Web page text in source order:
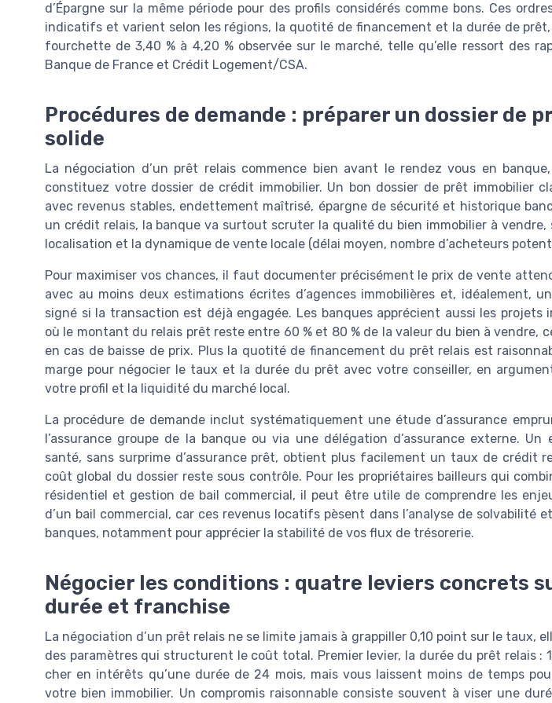
d’Épargne sur la même période pour des profils considérés comme bons. Ces
indicatifs et varient selon les régions, la quotité de financement et la durée de
fourchette de 3,40 % à 4,20 % observée sur le marché, telle qu’elle ressort des
Banque de France et Crédit Logement/CSA.
Procédures de demande : préparer un dossier de
solide
La négociation d’un prêt relais commence bien avant le rendez vous en
constituez votre dossier de crédit immobilier. Un bon dossier de prêt immobilier
avec revenus stables, endettement maîtrisé, épargne de sécurité et historique
un crédit relais, la banque va surtout scruter la qualité du bien immobilier à vendre,
localisation et la dynamique de vente locale (délai moyen, nombre d’acheteurs
Pour maximiser vos chances, il faut documenter précisément le prix de vente
avec au moins deux estimations écrites d’agences immobilières et, idéalement,
signé si la transaction est déjà engagée. Les banques apprécient aussi les projets
où le montant du relais prêt reste entre 60 % et 80 % de la valeur du bien à vendre,
en cas de baisse de prix. Plus la quotité de financement du prêt relais est
marge pour négocier le taux et la durée du prêt avec votre conseiller, en
votre profil et la liquidité du marché local.
La procédure de demande inclut systématiquement une étude d’assurance
l’assurance groupe de la banque ou via une délégation d’assurance externe. Un
santé, sans surprime d’assurance prêt, obtient plus facilement un taux de crédit
coût global du dossier reste sous contrôle. Pour les propriétaires bailleurs qui
résidentiel et gestion de bail commercial, il peut être utile de comprendre les
d’un bail commercial, car ces revenus locatifs pèsent dans l’analyse de solvabilité
banques, notamment pour apprécier la stabilité de vos flux de trésorerie.
Négocier les conditions : quatre leviers concrets
durée et franchise
La négociation d’un prêt relais ne se limite jamais à grappiller 0,10 point sur le taux,
des paramètres qui structurent le coût total. Premier levier, la durée du prêt relais :
cher en intérêts qu’une durée de 24 mois, mais vous laissent moins de temps
votre bien immobilier. Un compromis raisonnable consiste souvent à viser une